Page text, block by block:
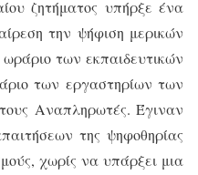
ζητήματος υπήρξε ένα
την ψήφιση μερικών
των εκπαιδευτικών
των εργαστηρίων των
Αναπληρωτές. Έγιναν
της ψηφοθηρίας
χωρίς να υπάρξει μια